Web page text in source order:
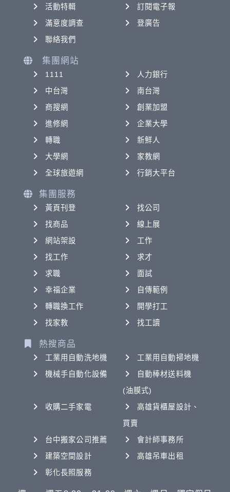
活動特輯
訂閱電子報
滿意度調查
登廣告
聯絡我們
集團網站
1111
人力銀行
中台灣
南台灣
商搜網
創業加盟
進修網
企業大學
轉職
新鮮人
大學網
家教網
全球旅遊網
行銷大平台
集團服務
黃頁刊登
找公司
找商品
線上展
網站架設
工作
找工作
求才
求職
面試
幸福企業
自傳範例
轉職換工作
開學打工
找家教
找工讀
熱搜商品
工業用自動洗地機
工業用自動掃地機
機械手自動化設備
自動棒材送料機
(油膜式)
收購二手家電
高雄貨櫃屋設計、
買賣
台中搬家公司推薦
會計師事務所
建築空間設計
高雄吊車出租
彰化長照服務